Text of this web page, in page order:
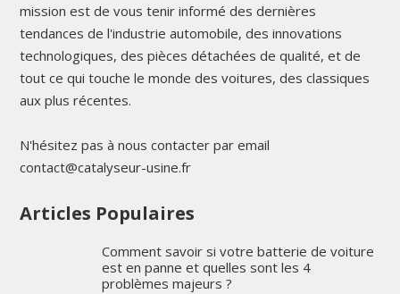
mission est de vous tenir informé des dernières
tendances de l'industrie automobile, des innovations
technologiques, des pièces détachées de qualité, et de
tout ce qui touche le monde des voitures, des classiques
aux plus récentes.
N'hésitez pas à nous contacter par email
contact@catalyseur-usine.fr
Articles Populaires
Comment savoir si votre batterie de voiture
est en panne et quelles sont les 4
problèmes majeurs ?